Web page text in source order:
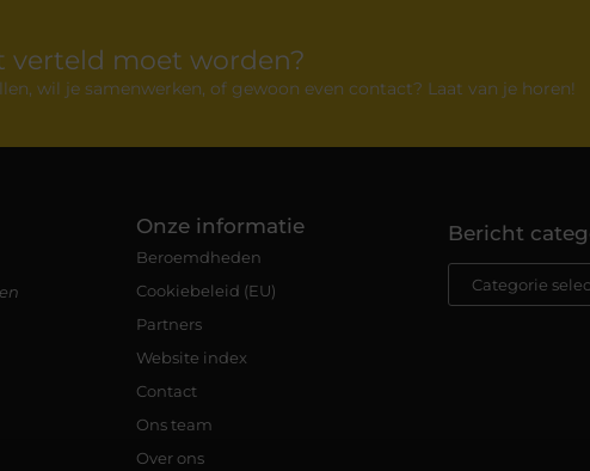
verteld moet worden?
wil je samenwerken, of gewoon even contact? Laat van je horen!
Onze informatie
Beroemdheden
Cookiebeleid (EU)
Partners
Website index
Contact
Ons team
Over ons
Bericht